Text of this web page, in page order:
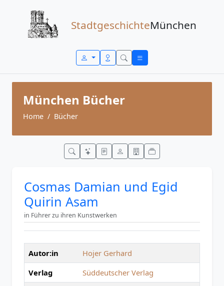
StadtgeschichteMünchen
München Bücher
Home Bücher
Cosmas Damian und Egid
Quirin Asam
in Führer zu ihren Kunstwerken
Autor:in
Hojer Gerhard
Verlag
Süddeutscher Verlag